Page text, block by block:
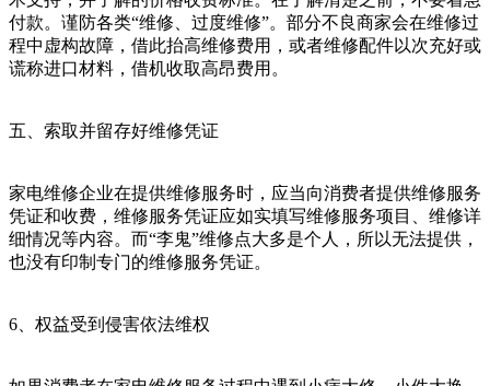
付款。谨防各类“维修、过度维修”。部分不良商家会在维修过
程中虚构故障，借此抬高维修费用，或者维修配件以次充好或
谎称进口材料，借机收取高昂费用。
五、索取并留存好维修凭证
家电维修企业在提供维修服务时，应当向消费者提供维修服务
凭证和收费，维修服务凭证应如实填写维修服务项目、维修详
细情况等内容。而“李鬼”维修点大多是个人，所以无法提供，
也没有印制专门的维修服务凭证。
6、权益受到侵害依法维权